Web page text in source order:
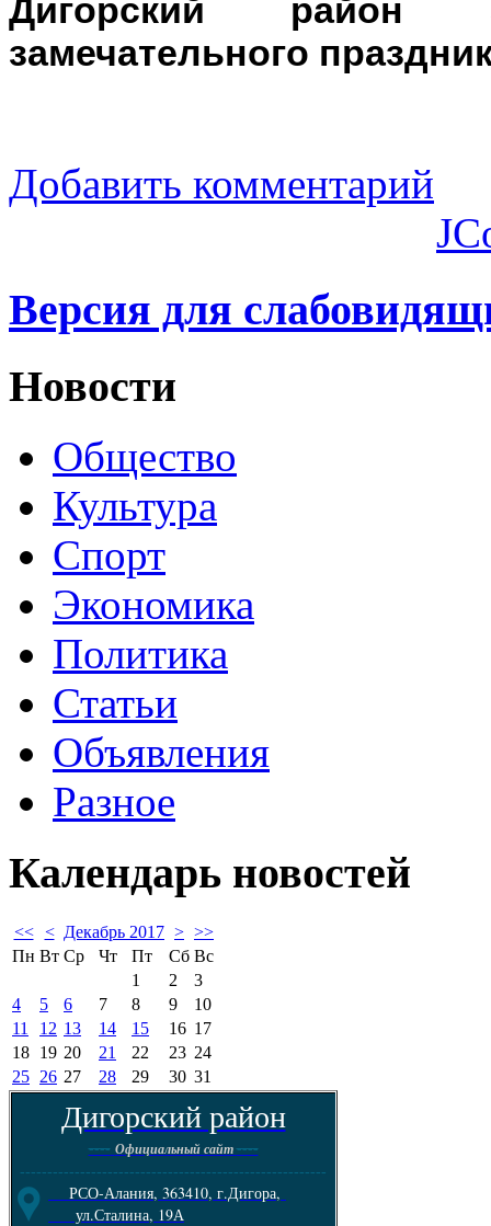
Дигорский район
замечательного
Добавить комментарий
Версия для
Новости
Общество
Культура
Спорт
Экономика
Политика
Статьи
Объявления
Разное
Календарь новостей
<< < Декабрь 2017 > >>
Пн Вт Ср Чт Пт Сб Вс
1
2
3
4
5 6 7 8 9
10
11
12 13 14 15 16 17
18 19 20 21 22 23 24
25 26 27 28 29 30 31
Дигорский район
---- Официальный сайт----
--------------------------------------------------------
РСО-Алания, 363410, г.Дигора,
ул.Сталина, 19А